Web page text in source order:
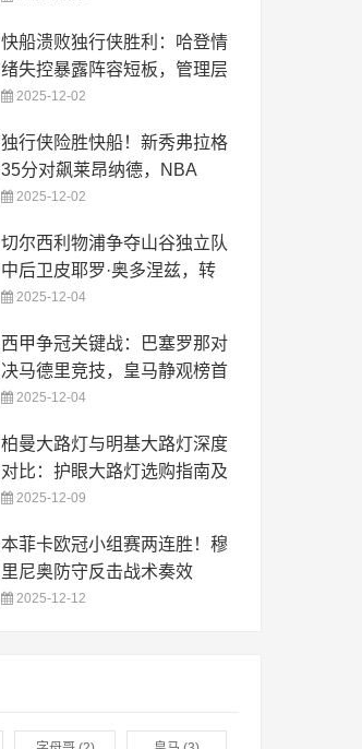
快船溃败独行侠胜利：哈登情
绪失控暴露阵容短板，管理层
2025-12-02
独行侠险胜快船！新秀弗拉格
35分对飙莱昂纳德，NBA
2025-12-02
切尔西利物浦争夺山谷独立队
中后卫皮耶罗·奥多涅兹，转
2025-12-04
西甲争冠关键战：巴塞罗那对
决马德里竞技，皇马静观榜首
2025-12-04
柏曼大路灯与明基大路灯深度
对比：护眼大路灯选购指南及
2025-12-09
本菲卡欧冠小组赛两连胜！穆
里尼奥防守反击战术奏效
2025-12-12